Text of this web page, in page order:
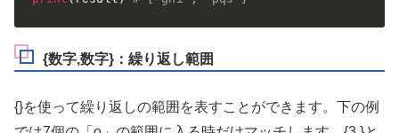
{数字,数字}：繰り返し範囲
{}を使って繰り返しの範囲を表すことができます。下の例